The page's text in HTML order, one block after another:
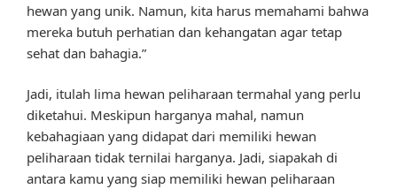
hewan yang unik. Namun, kita harus memahami bahwa
mereka butuh perhatian dan kehangatan agar tetap
sehat dan bahagia.”
Jadi, itulah lima hewan peliharaan termahal yang perlu
diketahui. Meskipun harganya mahal, namun
kebahagiaan yang didapat dari memiliki hewan
peliharaan tidak ternilai harganya. Jadi, siapakah di
antara kamu yang siap memiliki hewan peliharaan